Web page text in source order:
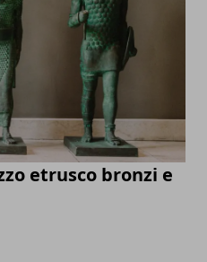
etrusco bronzi e